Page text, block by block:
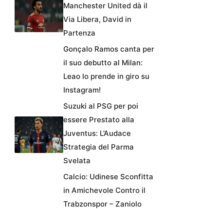
Manchester United dà il
Via Libera, David in
Partenza
Gonçalo Ramos canta per
il suo debutto al Milan:
Leao lo prende in giro su
Instagram!
Suzuki al PSG per poi
essere Prestato alla
Juventus: L’Audace
Strategia del Parma
Svelata
Calcio: Udinese Sconfitta
in Amichevole Contro il
Trabzonspor – Zaniolo